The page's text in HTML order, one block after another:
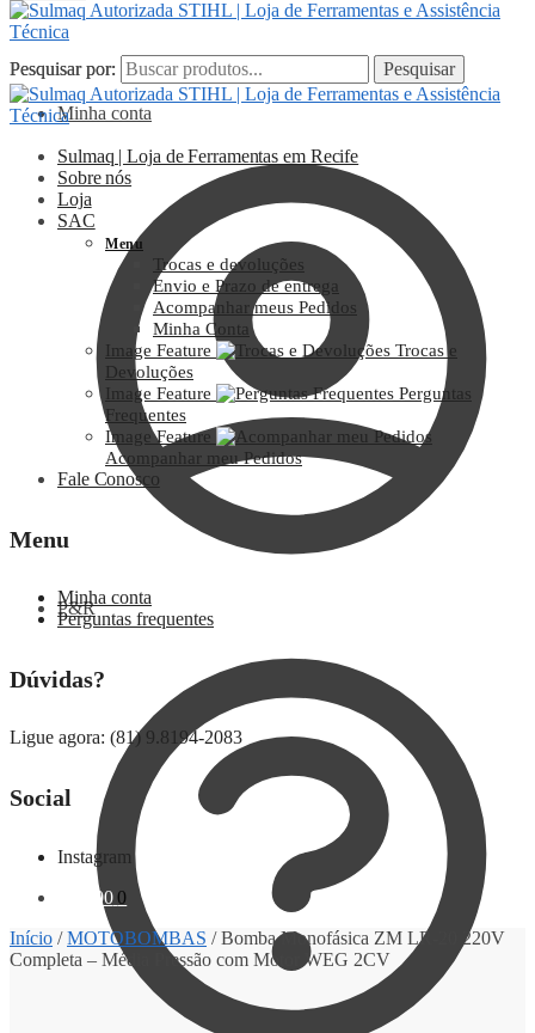
Pesquisar por: Pesquisar
Minha conta
P&R
Pesquisar por: Pesquisar
Sulmaq | Loja de Ferramentas em Recife
Sobre nós
Loja
SAC
Menu
Trocas e devoluções
Envio e Prazo de entrega
Acompanhar meus Pedidos
Minha Conta
Image Feature
Trocas e
Devoluções
Image Feature
Perguntas
Frequentes
Image Feature
Acompanhar meu Pedidos
Fale Conosco
Menu
Minha conta
Perguntas frequentes
Dúvidas?
Ligue agora: (81) 9.8194-2083
Social
Instagram
0,00 0
Início /MOTOBOMBAS /Bomba Monofásica ZM LR-20 220V
Completa – Média Pressão com Motor WEG 2CV